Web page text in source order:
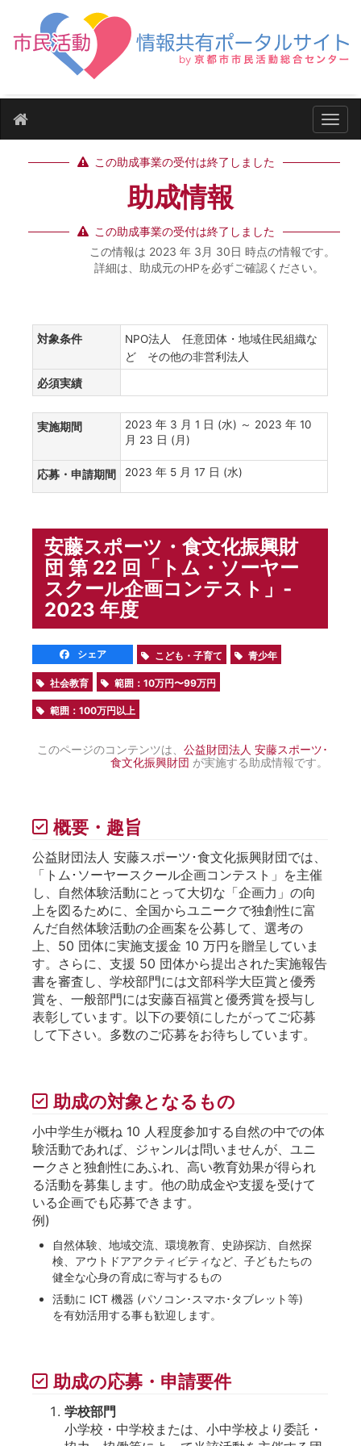
ナビ
この助成事業の受付は終了しました
助成情報
この助成事業の受付は終了しました
この情報は 2023 年 3月 30日 時点の情報です。
詳細は、助成元のHPを必ずご確認ください。
対象条件
NPO法人 任意団体・地域住民組織な
ど その他の非営利法人
必須実績
実施期間
2023 年 3 月 1 日 (水) ～ 2023 年 10
月 23 日 (月)
応募・申請期間 2023 年 5 月 17 日 (水)
安藤スポーツ・食文化振興財
団 第 22 回「トム・ソーヤー
スクール企画コンテスト」‐
2023 年度
シェア こども・子育て 青少年
社会教育 範囲：10万円〜99万円
範囲：100万円以上
このページのコンテンツは、公益財団法人 安藤スポーツ･
食文化振興財団 が実施する助成情報です。
概要・趣旨
公益財団法人 安藤スポーツ･食文化振興財団では、
「トム･ソーヤースクール企画コンテスト」を主催
し、自然体験活動にとって大切な「企画力」の向
上を図るために、全国からユニークで独創性に富
んだ自然体験活動の企画案を公募して、選考の
上、50 団体に実施支援金 10 万円を贈呈していま
す。さらに、支援 50 団体から提出された実施報告
書を審査し、学校部門には文部科学大臣賞と優秀
賞を、一般部門には安藤百福賞と優秀賞を授与し
表彰しています。以下の要領にしたがってご応募
して下さい。多数のご応募をお待ちしています。
助成の対象となるもの
小中学生が概ね 10 人程度参加する自然の中での体
験活動であれば、ジャンルは問いませんが、ユニ
ークさと独創性にあふれ、高い教育効果が得られ
る活動を募集します。他の助成金や支援を受けて
いる企画でも応募できます。
例)
自然体験、地域交流、環境教育、史跡探訪、自然探
検、アウトドアアクティビティなど、子どもたちの
健全な心身の育成に寄与するもの
活動に ICT 機器 (パソコン･スマホ･タブレット等)
を有効活用する事も歓迎します。
助成の応募・申請要件
学校部門
小学校・中学校または、小中学校より委託・